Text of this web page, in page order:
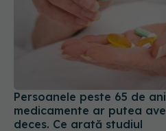
Persoanele peste 65 de
medicamente ar putea
deces. Ce arată studiul
03 aug 2026, 15:21